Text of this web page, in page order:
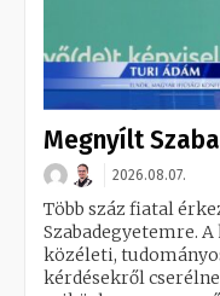
Megnyílt
2026.08.07.
Több száz fiatal
Szabadegyetemre.
közéleti,
kérdésekről